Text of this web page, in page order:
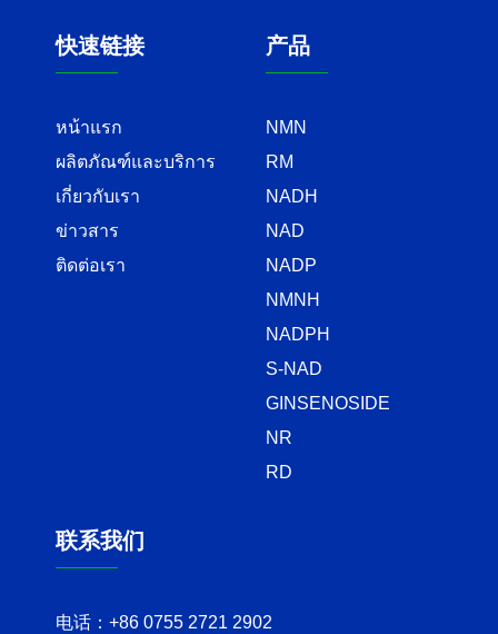
快速链接
หน้าแรก
ผลิตภัณฑ์และบริการ
เกี่ยวกับเรา
ข่าวสาร
ติดต่อเรา
产品
NMN
RM
NADH
NAD
NADP
NMNH
NADPH
S-NAD
GINSENOSIDE
NR
RD
联系我们
电话： +86 0755 2721 2902